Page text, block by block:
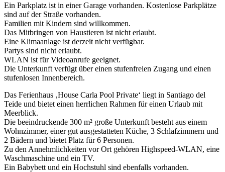
Ein Parkplatz ist in einer Garage vorhanden. Kostenlose Parkplätze
sind auf der Straße vorhanden.
Familien mit Kindern sind willkommen.
Das Mitbringen von Haustieren ist nicht erlaubt.
Eine Klimaanlage ist derzeit nicht verfügbar.
Partys sind nicht erlaubt.
WLAN ist für Videoanrufe geeignet.
Die Unterkunft verfügt über einen stufenfreien Zugang und einen
stufenlosen Innenbereich.
Das Ferienhaus ‚House Carla Pool Private‘ liegt in Santiago del
Teide und bietet einen herrlichen Rahmen für einen Urlaub mit
Meerblick.
Die beeindruckende 300 m² große Unterkunft besteht aus einem
Wohnzimmer, einer gut ausgestatteten Küche, 3 Schlafzimmern und
2 Bädern und bietet Platz für 6 Personen.
Zu den Annehmlichkeiten vor Ort gehören Highspeed-WLAN, eine
Waschmaschine und ein TV.
Ein Babybett und ein Hochstuhl sind ebenfalls vorhanden.